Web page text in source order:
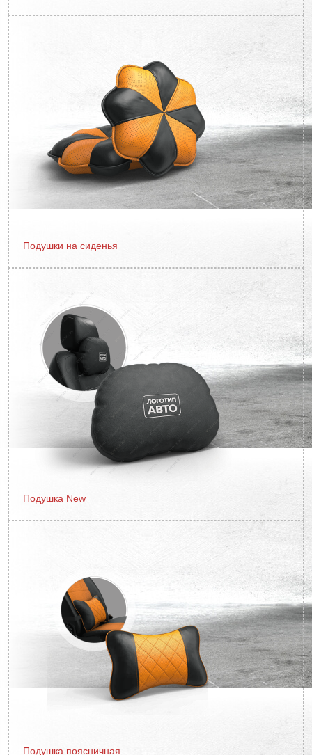
Подушки на сиденья
Подушка New
Подушка поясничная